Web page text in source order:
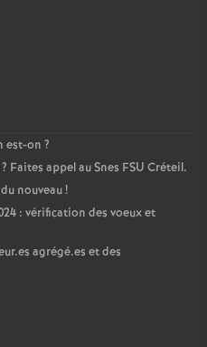
est-on ?
? Faites appel au Snes FSU Créteil.
nouveau!
: vérification des voeux et
agrégé.es et des